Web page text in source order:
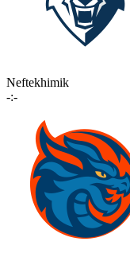
Neftekhimik
-:-